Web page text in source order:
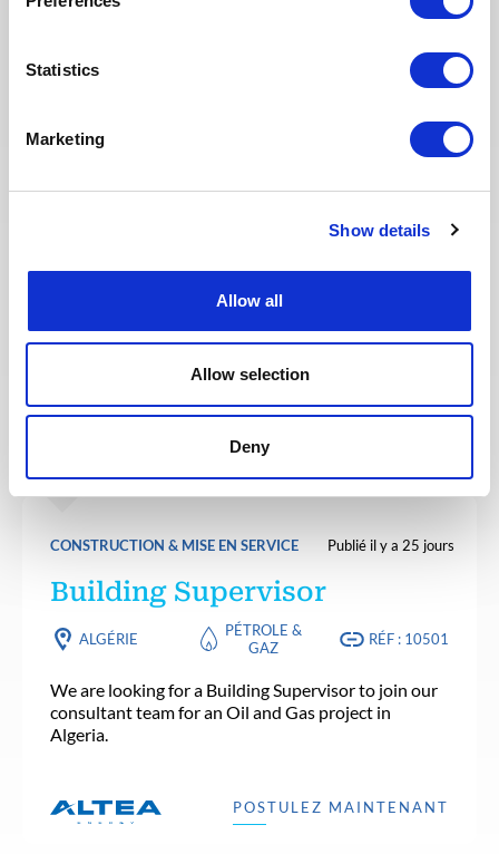
Statistics
Marketing
Show details
Allow all
Allow selection
Deny
Publié il y a 12 jours
GAZ
Team Energy are looking for a – Mechanical
(Staff) for a staff role in the UAE
POSTULEZ MAINTENANT
CONSTRUCTION & MISE EN SERVICE Publié il y a 25 jours
Building Supervisor
ALGÉRIE
PÉTROLE &
GAZ
RÉF : 10501
We are looking for a Building Supervisor to join our
consultant team for an Oil and Gas project in
Algeria.
POSTULEZ MAINTENANT